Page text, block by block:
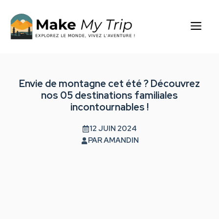
contenu
Envie de montagne cet été ? Découvrez
nos 05 destinations familiales
incontournables !
12 JUIN 2024
PARAMANDIN